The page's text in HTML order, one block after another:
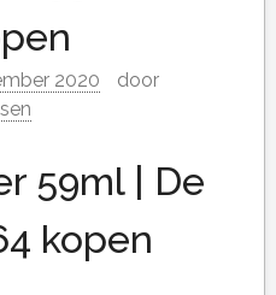
2020
door
59ml | De
kopen